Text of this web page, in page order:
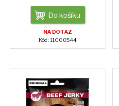
Do košíku
NA DOTAZ
Kód: 11000544